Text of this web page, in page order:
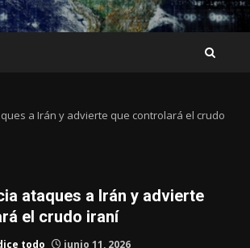
a Irán y advierte que controlará el crudo
ataques a Irán y advierte
el crudo iraní
todo junio 11, 2026